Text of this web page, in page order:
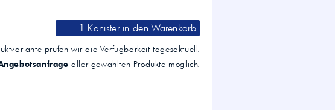
1 Kanisterin den Warenkorb
prüfen wir die Verfügbarkeit tagesaktuell.
aller gewählten Produkte möglich.